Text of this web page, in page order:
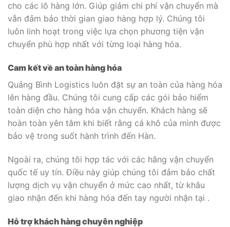
cho các lô hàng lớn. Giúp giảm chi phí vận chuyển mà
vẫn đảm bảo thời gian giao hàng hợp lý. Chúng tôi
luôn linh hoạt trong việc lựa chọn phương tiện vận
chuyển phù hợp nhất với từng loại hàng hóa.
Cam kết về an toàn hàng hóa
Quảng Bình Logistics luôn đặt sự an toàn của hàng hóa
lên hàng đầu. Chúng tôi cung cấp các gói bảo hiểm
toàn diện cho hàng hóa vận chuyển. Khách hàng sẽ
hoàn toàn yên tâm khi biết rằng cá khô của mình được
bảo vệ trong suốt hành trình đến Hàn.
Ngoài ra, chúng tôi hợp tác với các hãng vận chuyển
quốc tế uy tín. Điều này giúp chúng tôi đảm bảo chất
lượng dịch vụ vận chuyển ở mức cao nhất, từ khâu
giao nhận đến khi hàng hóa đến tay người nhận tại .
Hỗ trợ khách hàng chuyên nghiệp